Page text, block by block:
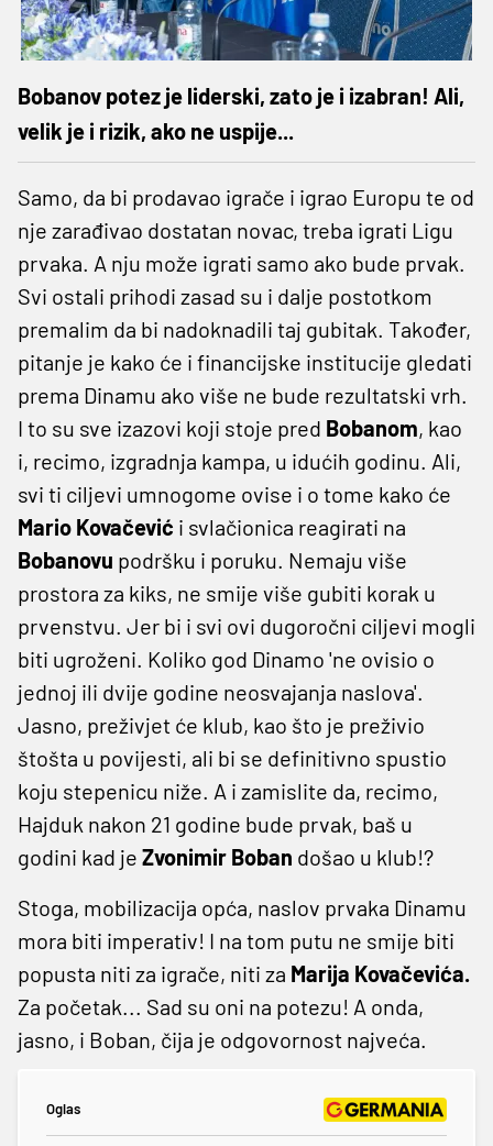
Bobanov potez je liderski, zato je i izabran! Ali,
velik je i rizik, ako ne uspije...
Samo, da bi prodavao igrače i igrao Europu te od
nje zarađivao dostatan novac, treba igrati Ligu
prvaka. A nju može igrati samo ako bude prvak.
Svi ostali prihodi zasad su i dalje postotkom
premalim da bi nadoknadili taj gubitak. Također,
pitanje je kako će i financijske institucije gledati
prema Dinamu ako više ne bude rezultatski vrh.
I to su sve izazovi koji stoje pred Bobanom, kao
i, recimo, izgradnja kampa, u idućih godinu. Ali,
svi ti ciljevi umnogome ovise i o tome kako će
Mario Kovačević i svlačionica reagirati na
Bobanovu podršku i poruku. Nemaju više
prostora za kiks, ne smije više gubiti korak u
prvenstvu. Jer bi i svi ovi dugoročni ciljevi mogli
biti ugroženi. Koliko god Dinamo 'ne ovisio o
jednoj ili dvije godine neosvajanja naslova'.
Jasno, preživjet će klub, kao što je preživio
štošta u povijesti, ali bi se definitivno spustio
koju stepenicu niže. A i zamislite da, recimo,
Hajduk nakon 21 godine bude prvak, baš u
godini kad je Zvonimir Boban došao u klub!?
Stoga, mobilizacija opća, naslov prvaka Dinamu
mora biti imperativ! I na tom putu ne smije biti
popusta niti za igrače, niti za Marija Kovačevića.
Za početak... Sad su oni na potezu! A onda,
jasno, i Boban, čija je odgovornost najveća.
Oglas